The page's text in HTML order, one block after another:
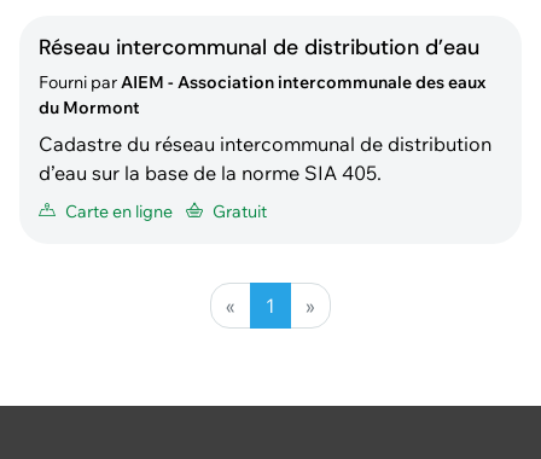
Réseau intercommunal de distribution d’eau
Fourni parAIEM - Association intercommunale des eaux
du Mormont
Cadastre du réseau intercommunal de distribution
d’eau sur la base de la norme SIA 405.
Carte en ligne Gratuit
« 1 »